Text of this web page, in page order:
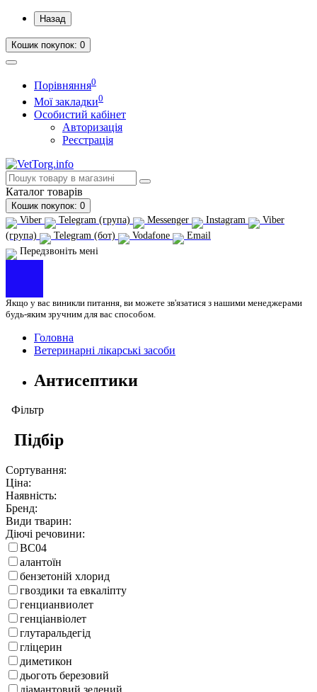
Назад
Кошик покупок: 0
Порівняння0
Мої закладки0
Особистий кабінет
Авторизація
Реєстрація
Каталог товарів
Кошик покупок: 0
Viber
Telegram (група) Messenger Instagram
Viber
(група)
Telegram (бот) Vodafone
Email
Передзвоніть мені
Якщо у вас виникли питання, ви можете зв'язатися з нашими менеджерами
будь-яким зручним для вас способом.
Головна
Ветеринарні лікарські засоби
Антисептики
Фільтр
Підбір
Сортування:
Ціна:
Наявність:
Бренд:
Види тварин:
Діючі речовини:
ВС04
алантоїн
бензетоній хлорид
гвоздики та евкаліпту
генцианвиолет
генціанвіолет
глутаральдегід
гліцерин
диметикон
дьоготь березовий